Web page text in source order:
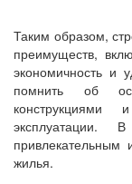
Таким образом,
преимуществ,
экономичность и
помнить об
жилья.